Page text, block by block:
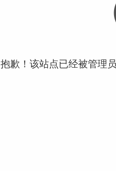
抱歉！该站点已经被管理